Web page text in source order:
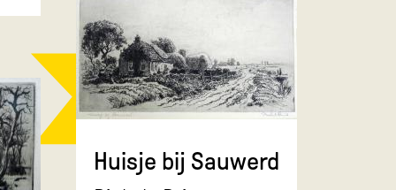
Huisje bij Sauwerd